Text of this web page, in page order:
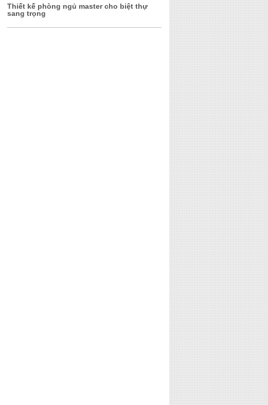
Thiết kế phòng ngủ master cho biệt thự
sang trọng